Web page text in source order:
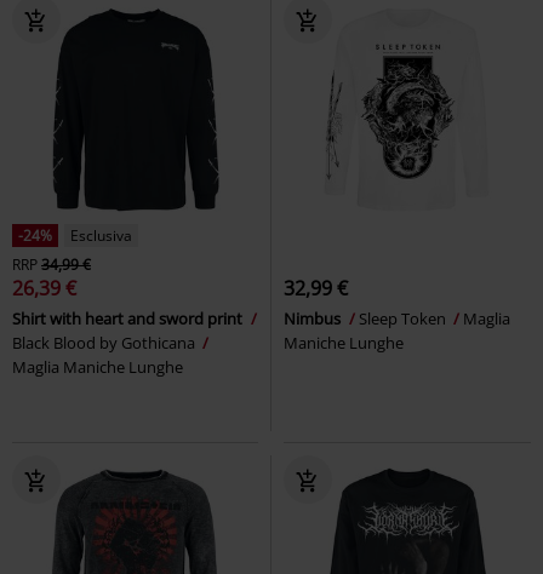
-24%
Esclusiva
RRP34,99 €
26,39 €
Shirt with heart and sword print
Black Blood by Gothicana
Maglia Maniche Lunghe
32,99 €
Nimbus Sleep Token
Maglia
Maniche Lunghe